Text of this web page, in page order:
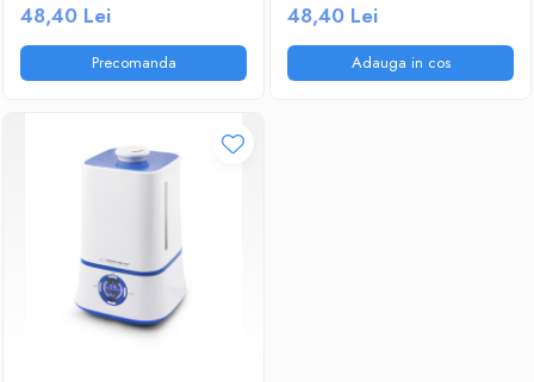
Ventilatoare
48,40 Lei
Precomanda
Sterilizator UVC,
Filtre, Suprafata sterilizare
20 mp, Timer
48,40 Lei
Adauga in cos